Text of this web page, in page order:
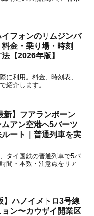
フォンのリムジンバ
金・乗り場・時刻
【2026年版】
に利用。料金、時刻表、
紹介します。
新】フアランポーン
アン空港へ5バーツ
ート｜普通列車を実
タイ国鉄の普通列車で5バ
間・本数・注意点をリア
】ハノイメトロ3号線
ョン〜カウザイ開業区